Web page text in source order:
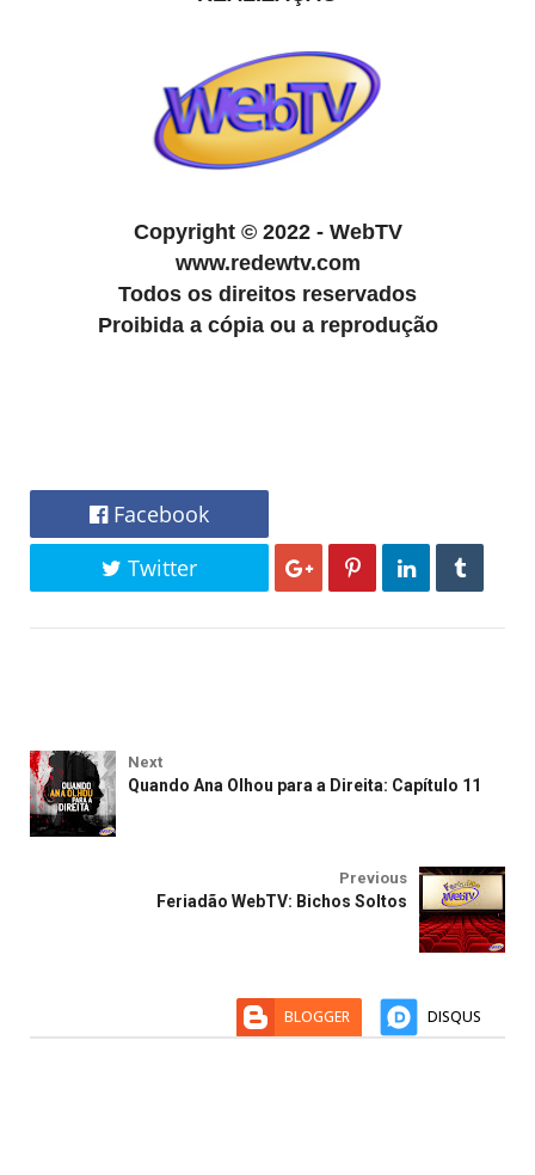
Copyright © 2022 - WebTV
www.redewtv.com
Todos os direitos reservados
Proibida a cópia ou a reprodução
Facebook
Twitter
Next
Quando Ana Olhou para a Direita: Capítulo 11
Previous
Feriadão WebTV: Bichos Soltos
BLOGGER DISQUS